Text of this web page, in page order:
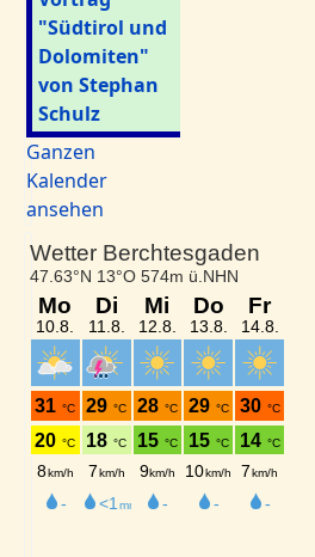
"Südtirol und
Dolomiten"
von Stephan
Schulz
Ganzen
Kalender
ansehen